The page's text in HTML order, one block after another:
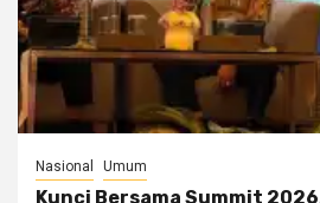
Nasional Umum
Kunci Bersama Summit